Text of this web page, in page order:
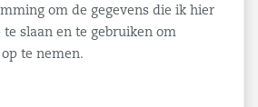
om de gegevens die ik hier
te slaan en te gebruiken om
te nemen.